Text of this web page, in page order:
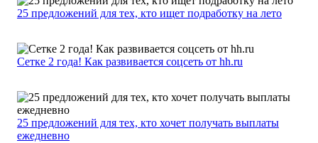
25 предложений для тех, кто ищет подработку на лето
Сетке 2 года! Как развивается соцсеть от hh.ru
25 предложений для тех, кто хочет получать выплаты
ежедневно